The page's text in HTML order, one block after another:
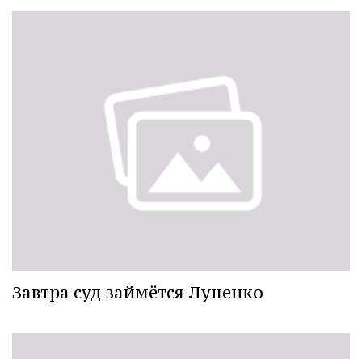
Завтра суд займётся Луценко